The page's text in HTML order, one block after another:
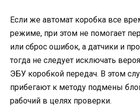
Если же автомат коробка все
режиме, при этом не помогает
или сброс ошибок, а датчики и
тогда не следует исключать
ЭБУ коробкой передач. В этом
прибегают к методу подмены
рабочий в целях проверки.